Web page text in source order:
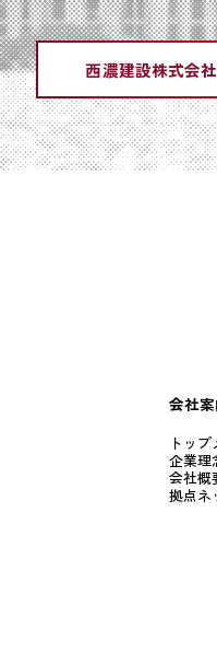
西濃建設株式会
会社
トッ
企業理
会社概
拠点ネ